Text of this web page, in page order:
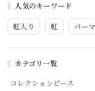
人気のキーワード
虹入り 虹 パー
カテゴリ一覧
コレクションピース